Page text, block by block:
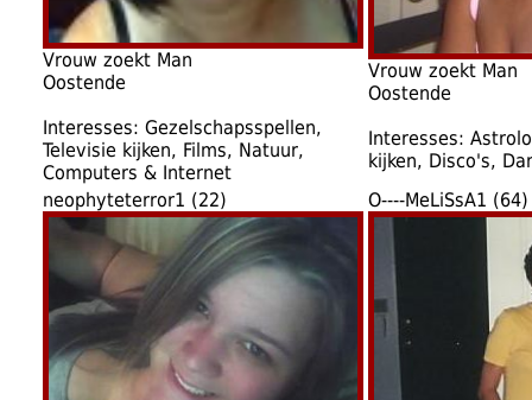
Vrouw zoekt Man
Oostende
Interesses: Gezelschapsspellen,
Televisie kijken, Films, Natuur,
Computers & Internet
Vrouw zoekt Man
Oostende
Interesses:
kijken, Disco's,
neophyteterror1 (22)
O----MeLiSsA1 (64)